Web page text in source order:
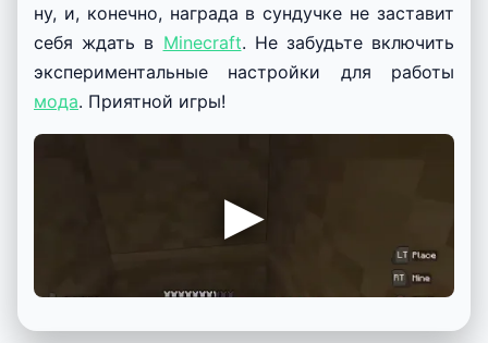
ну, и, конечно, награда в сундучке не заставит
себя ждать в Minecraft. Не забудьте включить
экспериментальные настройки для работы
мода. Приятной игры!